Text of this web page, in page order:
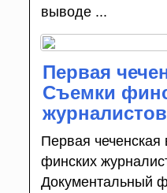
выводе ...
Первая
Съемки
Первая
финских
Документальный